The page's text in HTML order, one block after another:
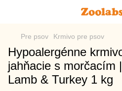
Pre psov Krmivo pre psov
Hypoalergénne
jahňacie s morčacím
Lamb & Turkey 1 kg